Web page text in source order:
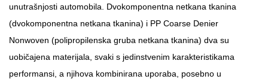
unutrašnjosti automobila. Dvokomponentna netkana tkanina
(dvokomponentna netkana tkanina) i PP Coarse Denier
Nonwoven (polipropilenska gruba netkana tkanina) dva su
uobičajena materijala, svaki s jedinstvenim karakteristikama
performansi, a njihova kombinirana uporaba, posebno u